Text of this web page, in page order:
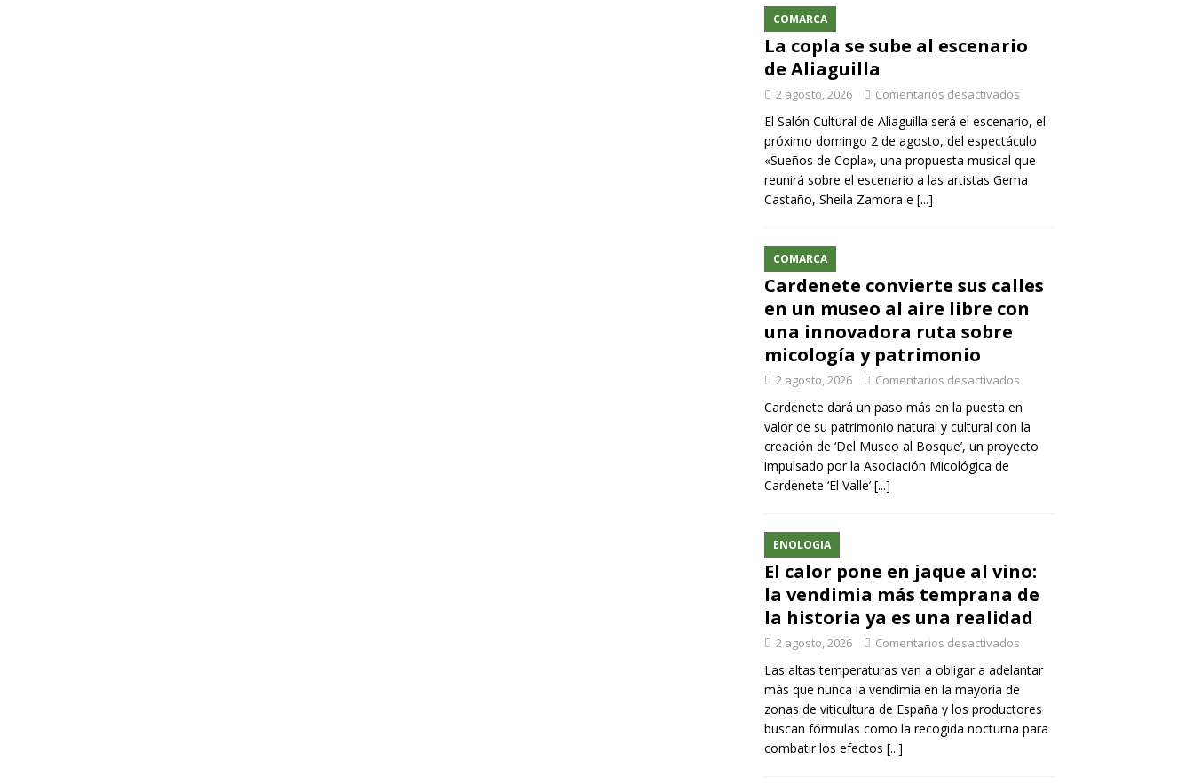
COMARCA
La copla se sube al escenario
de Aliaguilla
2 agosto, 2026 Comentarios desactivados
El Salón Cultural de Aliaguilla será el escenario, el
próximo domingo 2 de agosto, del espectáculo
«Sueños de Copla», una propuesta musical que
reunirá sobre el escenario a las artistas Gema
Castaño, Sheila Zamora e [...]
COMARCA
Cardenete convierte sus calles
en un museo al aire libre con
una innovadora ruta sobre
micología y patrimonio
2 agosto, 2026 Comentarios desactivados
Cardenete dará un paso más en la puesta en
valor de su patrimonio natural y cultural con la
creación de ‘Del Museo al Bosque’, un proyecto
impulsado por la Asociación Micológica de
Cardenete ‘El Valle’ [...]
ENOLOGIA
El calor pone en jaque al vino:
la vendimia más temprana de
la historia ya es una realidad
2 agosto, 2026 Comentarios desactivados
Las altas temperaturas van a obligar a adelantar
más que nunca la vendimia en la mayoría de
zonas de viticultura de España y los productores
buscan fórmulas como la recogida nocturna para
combatir los efectos [...]